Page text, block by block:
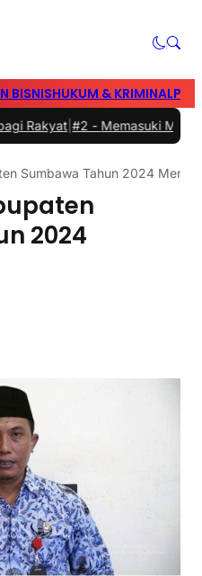
BISNISHUKUM & KRIMINAL
|#2 -Memasuki Malam
Sumbawa Tahun 2024
2024